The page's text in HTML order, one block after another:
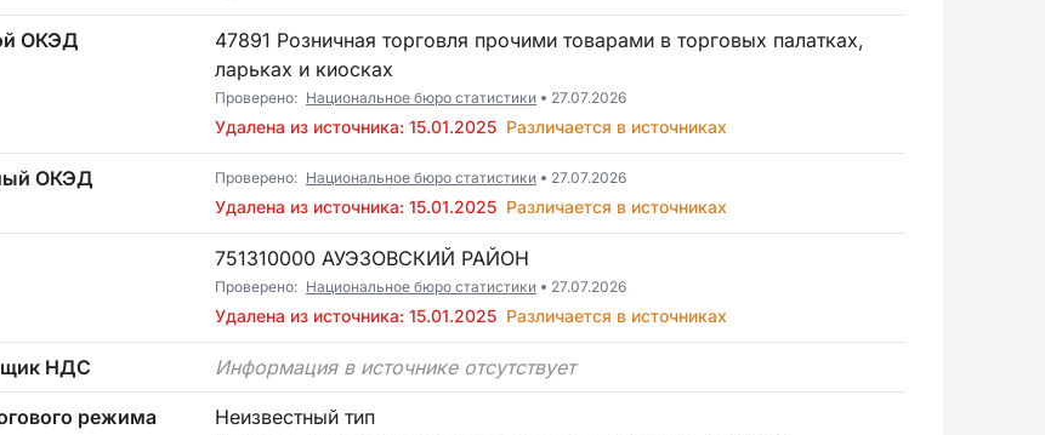
ОКЭД
47891 Розничная торговля прочими товарами в торговых палатках,
ларьках и киосках
Проверено: Национальное бюро статистики 27.07.2026
Удалена из источника: 15.01.2025 Различается в источниках
ОКЭД Проверено: Национальное бюро статистики 27.07.2026
Удалена из источника: 15.01.2025 Различается в источниках
751310000 АУЭЗОВСКИЙ РАЙОН
Проверено: Национальное бюро статистики 27.07.2026
Удалена из источника: 15.01.2025 Различается в источниках
НДС Информация в источнике отсутствует
режима Неизвестный тип